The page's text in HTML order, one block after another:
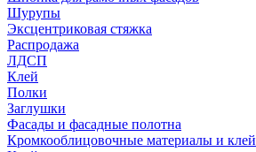
Шурупы
Эксцентриковая стяжка
Распродажа
ЛДСП
Клей
Полки
Заглушки
Фасады и фасадные полотна
Кромкооблицовочные материалы и клей